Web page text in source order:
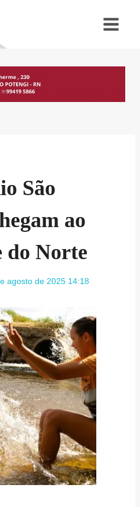
São
ao
do Norte
agosto de 2025 14:18